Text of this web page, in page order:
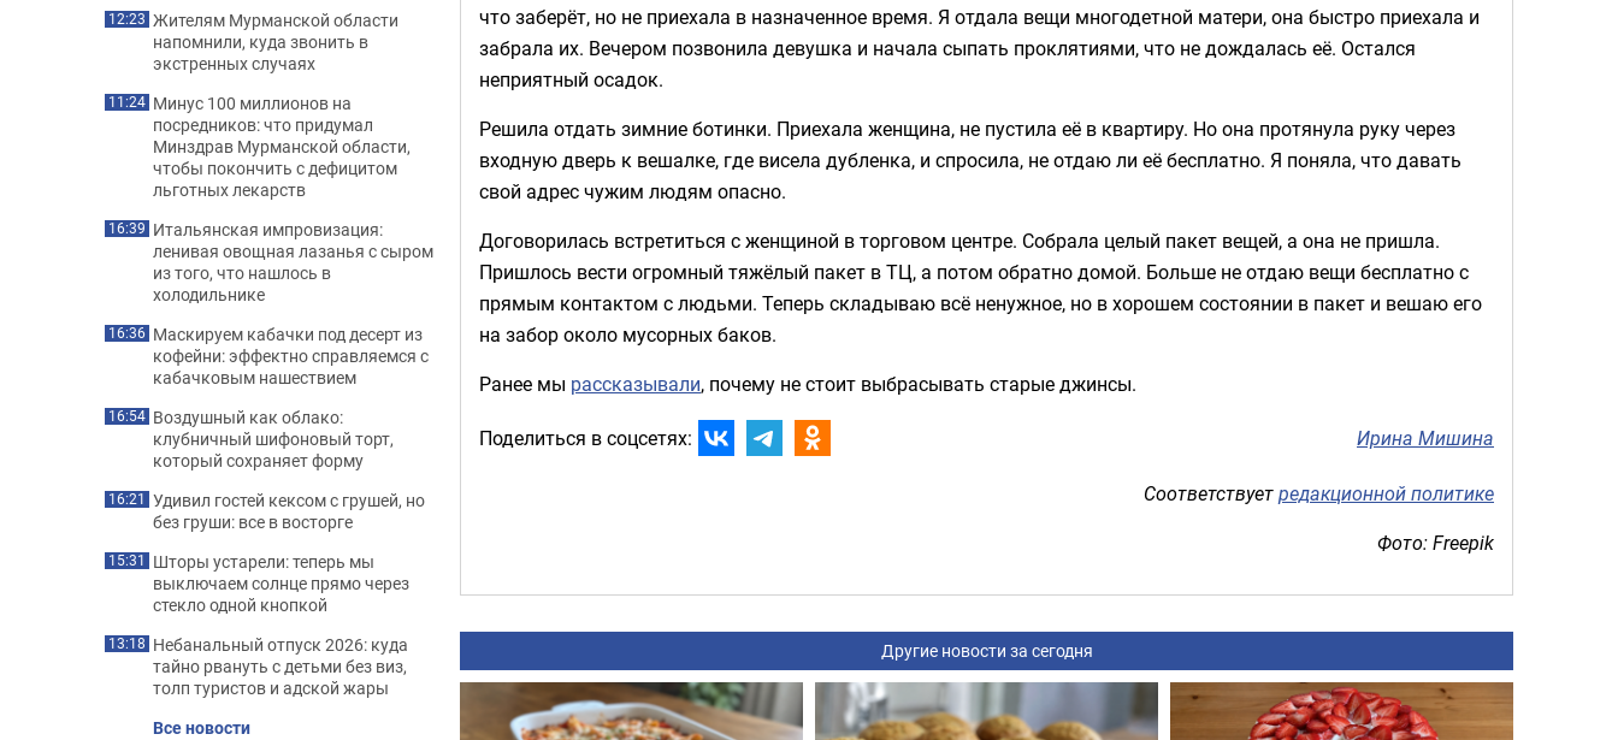
что заберёт, но не приехала в назначенное время. Я отдала вещи многодетной матери, она быстро приехала и
забрала их. Вечером позвонила девушка и начала сыпать проклятиями, что не дождалась её. Остался
неприятный осадок.
Решила отдать зимние ботинки. Приехала женщина, не пустила её в квартиру. Но она протянула руку через
входную дверь к вешалке, где висела дубленка, и спросила, не отдаю ли её бесплатно. Я поняла, что давать
свой адрес чужим людям опасно.
Договорилась встретиться с женщиной в торговом центре. Собрала целый пакет вещей, а она не пришла.
Пришлось вести огромный тяжёлый пакет в ТЦ, а потом обратно домой. Больше не отдаю вещи бесплатно с
прямым контактом с людьми. Теперь складываю всё ненужное, но в хорошем состоянии в пакет и вешаю его
на забор около мусорных баков.
Ранее мы рассказывали, почему не стоит выбрасывать старые джинсы.
Поделиться в соцсетях: Ирина Мишина
Соответствуетредакционной политике
Фото: Freepik
Другие новости за сегодня
12:23 Жителям Мурманской области
напомнили, куда звонить в
экстренных случаях
11:24 Минус 100 миллионов на
посредников: что придумал
Минздрав Мурманской области,
чтобы покончить с дефицитом
льготных лекарств
16:39 Итальянская импровизация:
ленивая овощная лазанья с сыром
из того, что нашлось в
холодильнике
16:36 Маскируем кабачки под десерт из
кофейни: эффектно справляемся с
кабачковым нашествием
16:54 Воздушный как облако:
клубничный шифоновый торт,
который сохраняет форму
16:21 Удивил гостей кексом с грушей, но
без груши: все в восторге
15:31 Шторы устарели: теперь мы
выключаем солнце прямо через
стекло одной кнопкой
13:18 Небанальный отпуск 2026: куда
тайно рвануть с детьми без виз,
толп туристов и адской жары
Все новости